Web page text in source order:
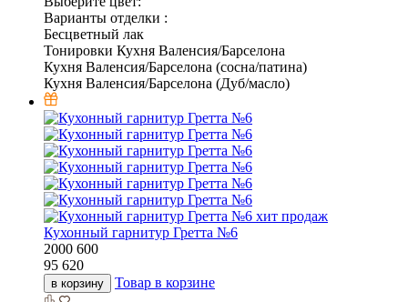
Варианты отделки :
Бесцветный лак
Тонировки Кухня Валенсия/Барселона
Кухня Валенсия/Барселона (сосна/патина)
Кухня Валенсия/Барселона (Дуб/масло)
хит продаж
Кухонный гарнитур Гретта №6
2000 600
95 620
в корзину Товар в корзине